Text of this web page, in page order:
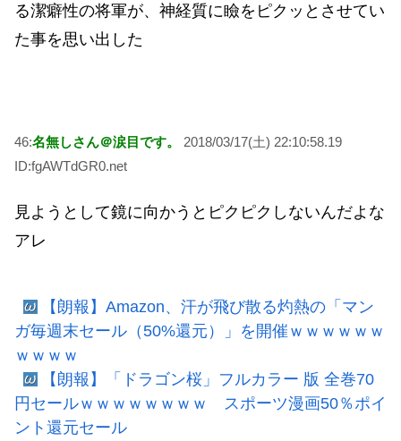
る潔癖性の将軍が、神経質に瞼をピクッとさせてい
た事を思い出した
46:名無しさん＠涙目です。
2018/03/17(土) 22:10:58.19
ID:fgAWTdGR0.net
見ようとして鏡に向かうとピクピクしないんだよな
アレ
【朗報】Amazon、汗が飛び散る灼熱の「マン
ガ毎週末セール（50%還元）」を開催ｗｗｗｗｗｗ
ｗｗｗｗ
【朗報】「ドラゴン桜」フルカラー 版 全巻70
円セールｗｗｗｗｗｗｗｗ スポーツ漫画50％ポイ
ント還元セール